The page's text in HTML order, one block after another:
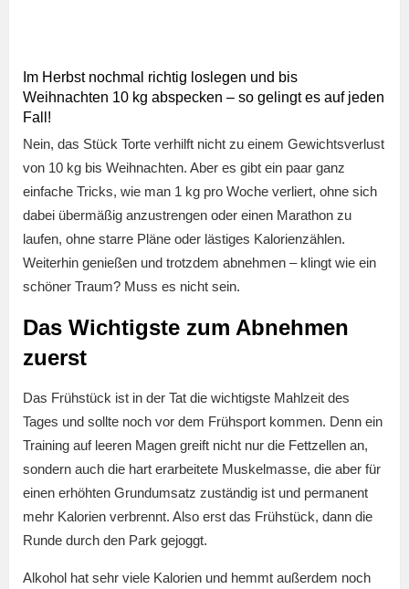
Im Herbst nochmal richtig loslegen und bis
Weihnachten 10 kg abspecken – so gelingt es auf jeden
Fall!
Nein, das Stück Torte verhilft nicht zu einem Gewichtsverlust
von 10 kg bis Weihnachten. Aber es gibt ein paar ganz
einfache Tricks, wie man 1 kg pro Woche verliert, ohne sich
dabei übermäßig anzustrengen oder einen Marathon zu
laufen, ohne starre Pläne oder lästiges Kalorienzählen.
Weiterhin genießen und trotzdem abnehmen – klingt wie ein
schöner Traum? Muss es nicht sein.
Das Wichtigste zum Abnehmen
zuerst
Das Frühstück ist in der Tat die wichtigste Mahlzeit des
Tages und sollte noch vor dem Frühsport kommen. Denn ein
Training auf leeren Magen greift nicht nur die Fettzellen an,
sondern auch die hart erarbeitete Muskelmasse, die aber für
einen erhöhten Grundumsatz zuständig ist und permanent
mehr Kalorien verbrennt. Also erst das Frühstück, dann die
Runde durch den Park gejoggt.
Alkohol hat sehr viele Kalorien und hemmt außerdem noch